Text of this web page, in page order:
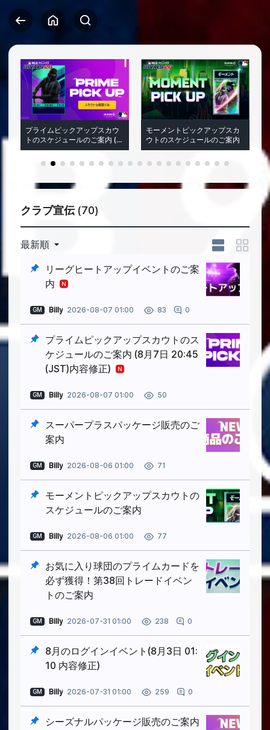
プライムピックアップスカウ
トのスケジュールのご案内 (8
月7日 20:45(JST)内容修正)
モーメントピックアップスカ
ウトのスケジュールのご案内
クラブ宣伝 (70)
最新順
リーグヒートアップイベントのご案
内
GM Billy 2026-08-07 01:00 83 0
プライムピックアップスカウトのス
ケジュールのご案内 (8月7日 20:45
(JST)内容修正)
GM Billy 2026-08-07 01:00 50
スーパープラスパッケージ販売のご
案内
GM Billy 2026-08-06 01:00 71
モーメントピックアップスカウトの
スケジュールのご案内
GM Billy 2026-08-06 01:00 77
お気に入り球団のプライムカードを
必ず獲得！第38回トレードイベン
トのご案内
GM Billy 2026-07-31 01:00 238 0
8月のログインイベント(8月3日 01:
10 内容修正)
GM Billy 2026-07-31 01:00 259 0
シーズナルパッケージ販売のご案内